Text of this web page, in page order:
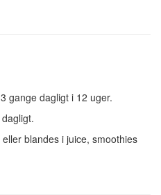
gange dagligt i 12 uger.
blandes i juice, smoothies